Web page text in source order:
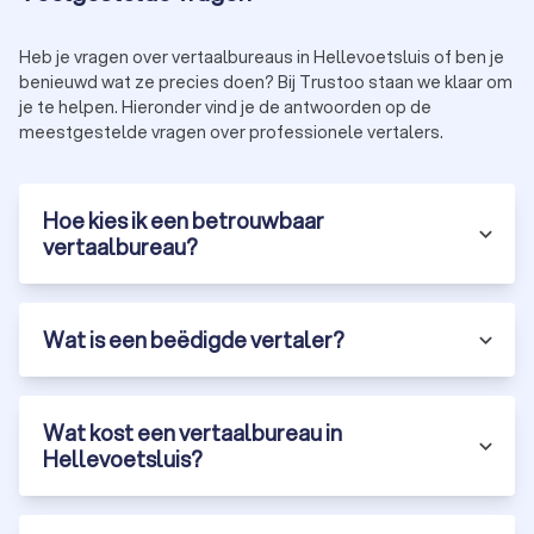
Hoe kies je het beste vertaalbureau in
Hellevoetsluis?
Hellevoetsluis met ervaring in jouw vakgebied en
taalcombinatie.
bekijk klantbeoordelingen
en vraag naar referenties.
Certificeringen:Een gecertificeerd vertaalbureau met
ISO-certificeringen garandeert hoge
kwaliteitsstandaarden.
spoedopties.
Prijs en transparantie:
Heb je vragen over vertaalbureaus in Hellevoetsluis of ben je
benieuwd wat ze precies doen? Bij Trustoo staan we klaar om
je te helpen. Hieronder vind je de antwoorden op de
meestgestelde vragen over professionele vertalers.
Hoe kies ik een betrouwbaar
vertaalbureau?
Wat is een beëdigde vertaler?
Wat kost een vertaalbureau in
Hellevoetsluis?